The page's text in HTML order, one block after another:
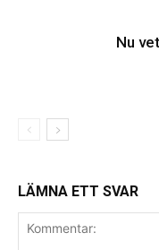
Nu
LÄMNA ETT SVAR